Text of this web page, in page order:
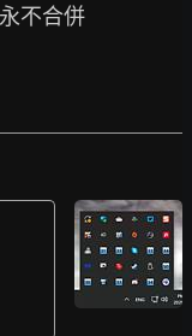
不合併